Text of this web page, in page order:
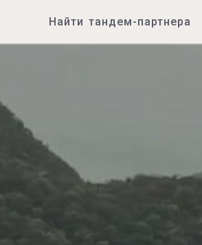
Найти тандем-партнера